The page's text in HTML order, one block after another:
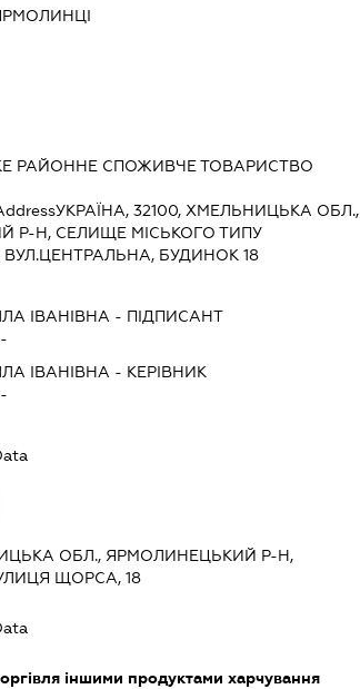
РАЙОННЕ СПОЖИВЧЕ ТОВАРИСТВО
УКРАЇНА, 32100, ХМЕЛЬНИЦЬКА ОБЛ.,
Р-Н, СЕЛИЩЕ МІСЬКОГО ТИПУ
БУДИНОК 18
ІВАНІВНА - ПІДПИСАНТ
ІВАНІВНА - КЕРІВНИК
ОБЛ., ЯРМОЛИНЕЦЬКИЙ Р-Н,
ЩОРСА, 18
іншими продуктами харчування